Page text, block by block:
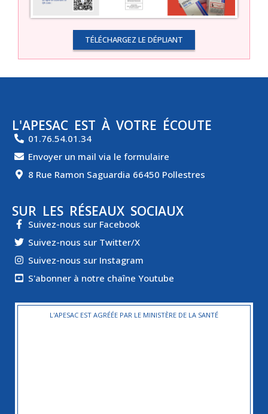
TÉLÉCHARGEZ LE DÉPLIANT
L'APESAC EST À VOTRE ÉCOUTE
01.76.54.01.34
Envoyer un mail via le formulaire
8 Rue Ramon Saguardia 66450 Pollestres
SUR LES RÉSEAUX SOCIAUX
Suivez-nous sur Facebook
Suivez-nous sur Twitter/X
Suivez-nous sur Instagram
S'abonner à notre chaîne Youtube
L'APESAC EST AGRÉÉE PAR LE MINISTÈRE DE LA SANTÉ